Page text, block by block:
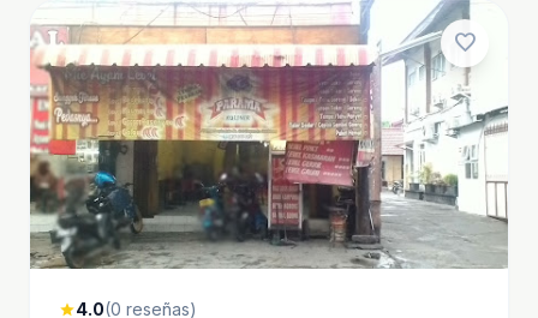
favorite
star4.0(0 reseñas)